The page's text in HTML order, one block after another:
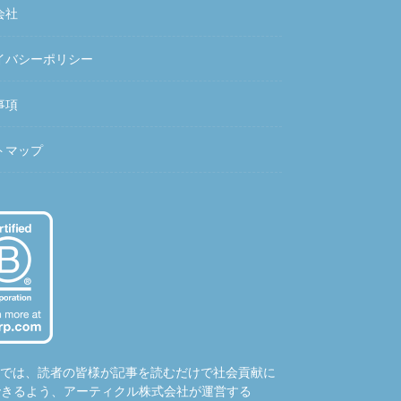
社
バシーポリシー
項
マップ
は、読者の皆様が記事を読むだけで社会貢献に
るよう、アーティクル株式会社が運営する